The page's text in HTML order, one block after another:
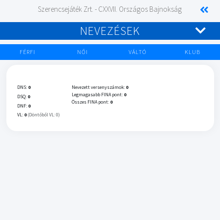
Szerencsejáték Zrt. - CXXVII. Országos Bajnokság
NEVEZÉSEK
FÉRFI NŐI VÁLTÓ KLUB
DNS: 0
DSQ: 0
DNF: 0
VL: 0 (Döntőből VL: 0)
Nevezett versenyszámok: 0
Legmagasabb FINA pont: 0
Összes FINA pont: 0